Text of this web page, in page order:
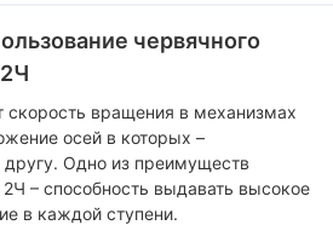
червячного
скорость вращения в механизмах
осей в которых –
другу. Одно из преимуществ
– способность выдавать высокое
в каждой ступени.